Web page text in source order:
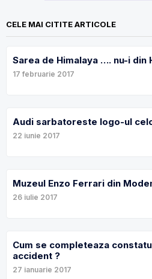
CELE MAI CITITE ARTICOLE
Sarea de Himalaya …. nu-i din
17 februarie 2017
Audi sarbatoreste logo-ul
22 iunie 2017
Muzeul Enzo Ferrari din
26 iulie 2017
Cum se completeaza
accident ?
27 ianuarie 2017